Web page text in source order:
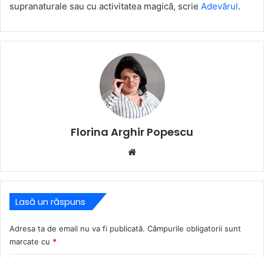
supranaturale sau cu activitatea magică, scrie Adevărul.
Florina Arghir Popescu
Lasă un răspuns
Adresa ta de email nu va fi publicată. Câmpurile obligatorii sunt
marcate cu *